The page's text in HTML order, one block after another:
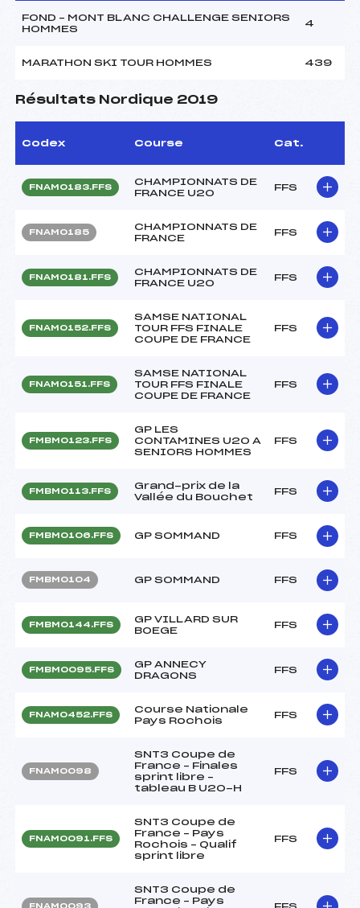
FOND – MONT BLANC CHALLENGE SENIORS
HOMMES
4
MARATHON SKI TOUR HOMMES 439
Résultats Nordique 2019
Codex Course Cat.
FNAM0183.FFS
CHAMPIONNATS DE
FRANCE U20
FFS
FNAM0185
CHAMPIONNATS DE
FRANCE
FFS
FNAM0181.FFS
CHAMPIONNATS DE
FRANCE U20
FFS
FNAM0152.FFS
SAMSE NATIONAL
TOUR FFS FINALE
COUPE DE FRANCE
FFS
FNAM0151.FFS
SAMSE NATIONAL
TOUR FFS FINALE
COUPE DE FRANCE
FFS
FMBM0123.FFS
GP LES
CONTAMINES U20 A
SENIORS HOMMES
FFS
FMBM0113.FFS
Grand-prix de la
Vallée du Bouchet
FFS
FMBM0106.FFS GP SOMMAND FFS
FMBM0104 GP SOMMAND FFS
FMBM0144.FFS
GP VILLARD SUR
BOEGE
FFS
FMBM0095.FFS
GP ANNECY
DRAGONS
FFS
FNAM0452.FFS
Course Nationale
Pays Rochois
FFS
FNAM0098
SNT3 Coupe de
France – Finales
sprint libre –
tableau B U20-H
FFS
FNAM0091.FFS
SNT3 Coupe de
France – Pays
Rochois – Qualif
sprint libre
FFS
FNAM0093
SNT3 Coupe de
France – Pays
FFS